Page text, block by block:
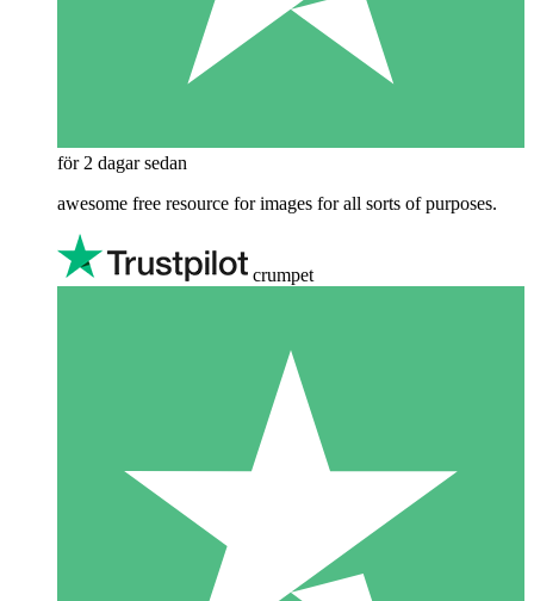
för 2 dagar sedan
awesome free resource for images for all sorts of purposes.
crumpet